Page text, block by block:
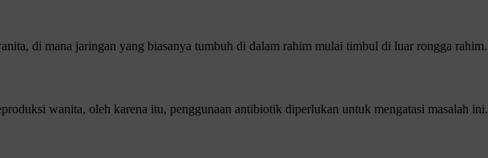
di mana jaringan yang biasanya tumbuh di dalam rahim mulai timbul di luar rongga rahim.
wanita, oleh karena itu, penggunaan antibiotik diperlukan untuk mengatasi masalah ini.